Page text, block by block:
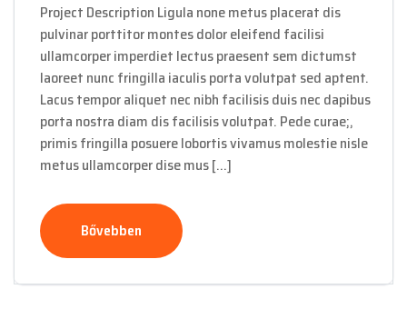
Project Description Ligula none metus placerat dis
pulvinar porttitor montes dolor eleifend facilisi
ullamcorper imperdiet lectus praesent sem dictumst
laoreet nunc fringilla iaculis porta volutpat sed aptent.
Lacus tempor aliquet nec nibh facilisis duis nec dapibus
porta nostra diam dis facilisis volutpat. Pede curae;,
primis fringilla posuere lobortis vivamus molestie nisle
metus ullamcorper dise mus […]
Bővebben